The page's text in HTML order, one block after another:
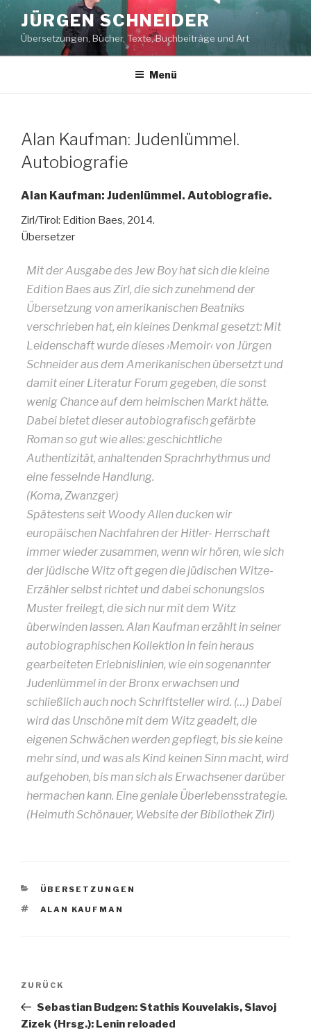
Zum
Inhalt
springen
JÜRGEN SCHNEIDER
Übersetzungen, Bücher, Texte, Buchbeiträge und Art
Menü
Alan Kaufman: Judenlümmel.
Autobiografie
Alan Kaufman: Judenlümmel. Autobiografie.
Zirl/Tirol: Edition Baes, 2014.
Übersetzer
Mit der Ausgabe des Jew Boy hat sich die kleine
Edition Baes aus Zirl, die sich zunehmend der
Übersetzung von amerikanischen Beatniks
verschrieben hat, ein kleines Denkmal gesetzt: Mit
Leidenschaft wurde dieses ›Memoir‹ von Jürgen
Schneider aus dem Amerikanischen übersetzt und
damit einer Literatur Forum gegeben, die sonst
wenig Chance auf dem heimischen Markt hätte.
Dabei bietet dieser autobiografisch gefärbte
Roman so gut wie alles: geschichtliche
Authentizität, anhaltenden Sprachrhythmus und
eine fesselnde Handlung.
(Koma, Zwanzger)
Spätestens seit Woody Allen ducken wir
europäischen Nachfahren der Hitler- Herrschaft
immer wieder zusammen, wenn wir hören, wie sich
der jüdische Witz oft gegen die jüdischen Witze-
Erzähler selbst richtet und dabei schonungslos
Muster freilegt, die sich nur mit dem Witz
überwinden lassen. Alan Kaufman erzählt in seiner
autobiographischen Kollektion in fein heraus
gearbeiteten Erlebnislinien, wie ein sogenannter
Judenlümmel in der Bronx erwachsen und
schließlich auch noch Schriftsteller wird. (…) Dabei
wird das Unschöne mit dem Witz geadelt, die
eigenen Schwächen werden gepflegt, bis sie keine
mehr sind, und was als Kind keinen Sinn macht, wird
aufgehoben, bis man sich als Erwachsener darüber
hermachen kann. Eine geniale Überlebensstrategie.
(Helmuth Schönauer, Website der Bibliothek Zirl)
KATEGORIEN
ÜBERSETZUNGEN
SCHLAGWÖRTER
ALAN KAUFMAN
Beitragsnavigation
Vorheriger
Beitrag
ZURÜCK
Sebastian Budgen: Stathis Kouvelakis, Slavoj
Zizek (Hrsg.): Lenin reloaded